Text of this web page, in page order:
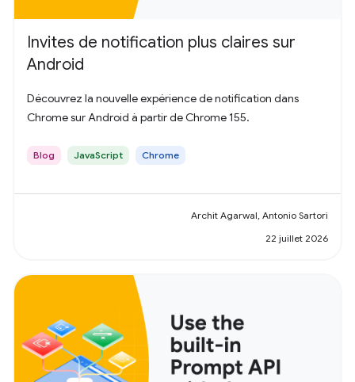
Invites de notification plus claires sur
Android
Découvrez la nouvelle expérience de notification dans
Chrome sur Android à partir de Chrome 155.
Blog JavaScript Chrome
Archit Agarwal, Antonio Sartori
22 juillet 2026